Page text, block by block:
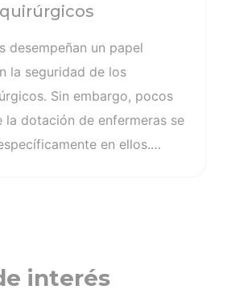
desempeñan un papel
la seguridad de los
Sin embargo, pocos
la dotación de enfermeras se
en ellos.
las estancias
o los reingresos.
interés